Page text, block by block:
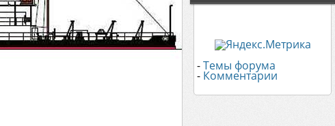
-Темы форума
- Комментарии